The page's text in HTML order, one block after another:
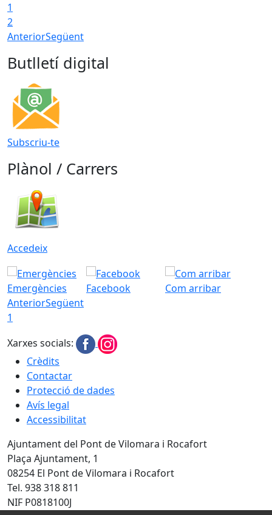
1
2
AnteriorSegüent
Butlletí digital
Subscriu-te
Plànol / Carrers
Accedeix
Emergències Facebook
Com arribar
AnteriorSegüent
1
Xarxes socials:
Crèdits
Contactar
Protecció de dades
Avís legal
Accessibilitat
Ajuntament del Pont de Vilomara i Rocafort
Plaça Ajuntament, 1
08254 El Pont de Vilomara i Rocafort
Tel. 938 318 811
NIF P0818100J